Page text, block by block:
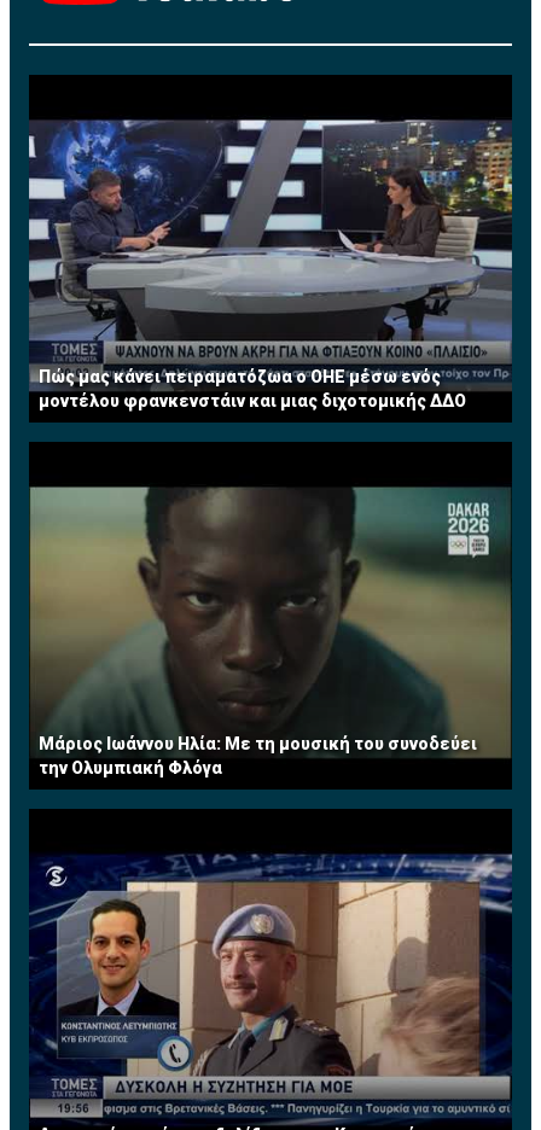
Πώς μας κάνει πειραματόζωα ο ΟΗΕ μέσω ενός
μοντέλου φρανκενστάιν και μιας διχοτομικής ΔΔΟ
Μάριος Ιωάννου Ηλία: Με τη μουσική του συνοδεύει
την Ολυμπιακή Φλόγα